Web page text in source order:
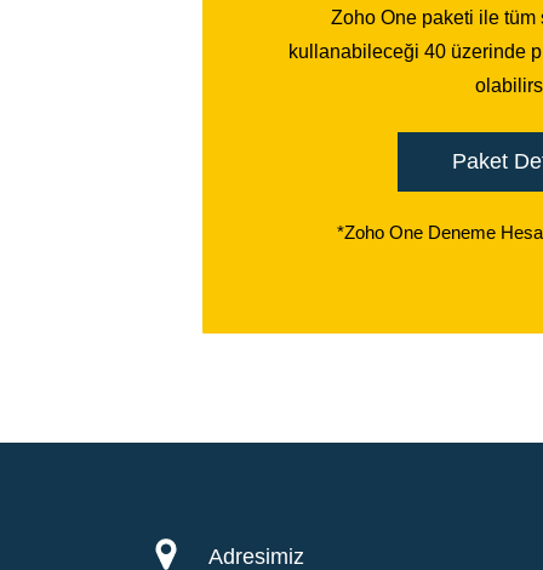
​Zoho One paketi ile tüm
kullanabileceği 40 üzerinde
Paket
*Zoho One Deneme
Adresimiz